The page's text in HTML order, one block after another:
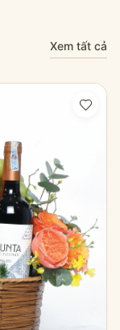
Xem tất cả